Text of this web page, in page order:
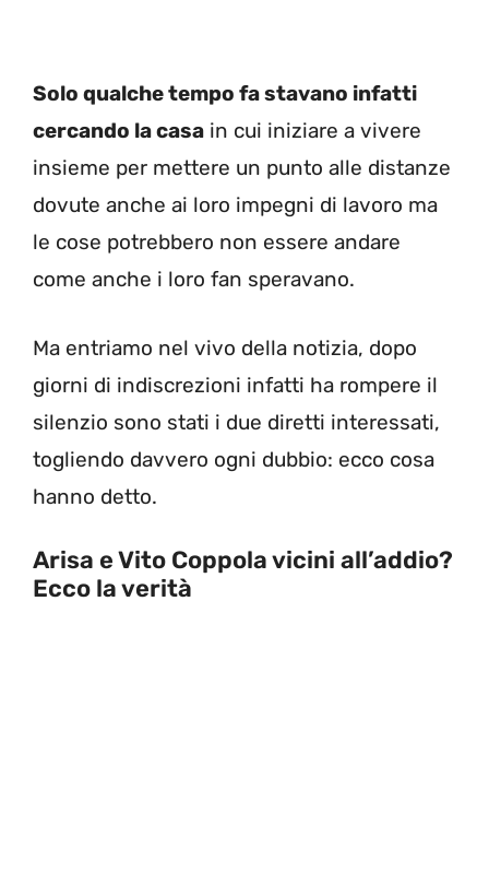
Solo qualche tempo fa stavano infatti
cercando la casa in cui iniziare a vivere
insieme per mettere un punto alle distanze
dovute anche ai loro impegni di lavoro ma
le cose potrebbero non essere andare
come anche i loro fan speravano.
Ma entriamo nel vivo della notizia, dopo
giorni di indiscrezioni infatti ha rompere il
silenzio sono stati i due diretti interessati,
togliendo davvero ogni dubbio: ecco cosa
hanno detto.
Arisa e Vito Coppola vicini all’addio?
Ecco la verità